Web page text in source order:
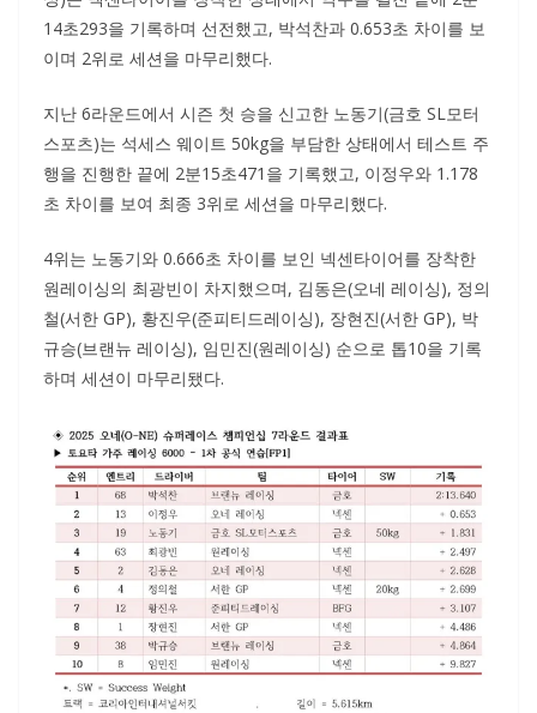
14초293을 기록하며 선전했고, 박석찬과 0.653초 차이를 보
이며 2위로 세션을 마무리했다.
지난 6라운드에서 시즌 첫 승을 신고한 노동기(금호 SL모터
스포츠)는 석세스 웨이트 50kg을 부담한 상태에서 테스트 주
행을 진행한 끝에 2분15초471을 기록했고, 이정우와 1.178
초 차이를 보여 최종 3위로 세션을 마무리했다.
4위는 노동기와 0.666초 차이를 보인 넥센타이어를 장착한
원레이싱의 최광빈이 차지했으며, 김동은(오네 레이싱), 정의
철(서한 GP), 황진우(준피티드레이싱), 장현진(서한 GP), 박
규승(브랜뉴 레이싱), 임민진(원레이싱) 순으로 톱10을 기록
하며 세션이 마무리됐다.